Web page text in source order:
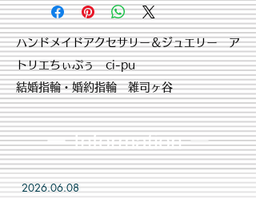
​ハンドメイドアクセサリー＆ジュエリー ア
トリエちぃぷぅ ci-pu
結婚指輪・婚約指輪 雑司ヶ谷
ー Informationー
2026.06.08